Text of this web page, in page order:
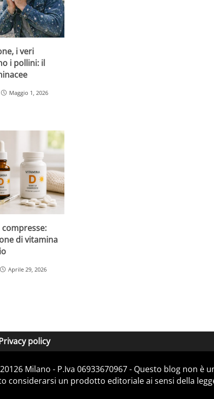
i veri
i pollini: il
Maggio 1, 2026
compresse:
di vitamina
Aprile 29, 2026
policy
Milano - P.Iva 06933670967 - Questo blog non è
un prodotto editoriale ai sensi della